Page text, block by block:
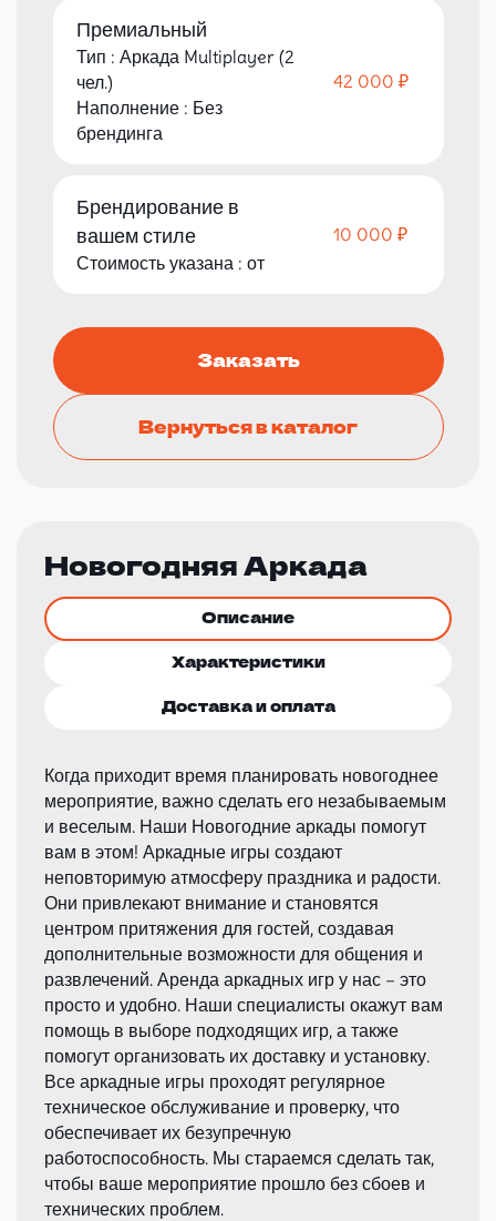
Премиальный
Тип : Аркада Multiplayer (2
чел.)
Наполнение : Без
брендинга
42 000 ₽
Брендирование в
вашем стиле
Стоимость указана : от
10 000 ₽
Заказать
Вернуться в каталог
Новогодняя Аркада
Описание
Характеристики
Доставка и оплата
Когда приходит время планировать новогоднее
мероприятие, важно сделать его незабываемым
и веселым. Наши Новогодние аркады помогут
вам в этом! Аркадные игры создают
неповторимую атмосферу праздника и радости.
Они привлекают внимание и становятся
центром притяжения для гостей, создавая
дополнительные возможности для общения и
развлечений. Аренда аркадных игр у нас – это
просто и удобно. Наши специалисты окажут вам
помощь в выборе подходящих игр, а также
помогут организовать их доставку и установку.
Все аркадные игры проходят регулярное
техническое обслуживание и проверку, что
обеспечивает их безупречную
работоспособность. Мы стараемся сделать так,
чтобы ваше мероприятие прошло без сбоев и
технических проблем.